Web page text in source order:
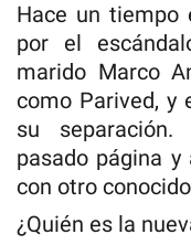
Hace un tiempo
por el
marido Marco
como Parived, y
su
pasado página
con otro
¿Quién es la